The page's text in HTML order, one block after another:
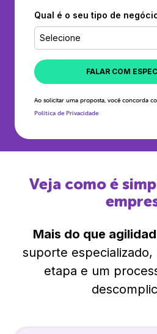
Qual é o seu tipo de
Selecione
FALAR COM
Ao solicitar uma proposta, você concorda
Política de Privacidade
Veja como é
Mais do que
suporte especializado,
etapa e um